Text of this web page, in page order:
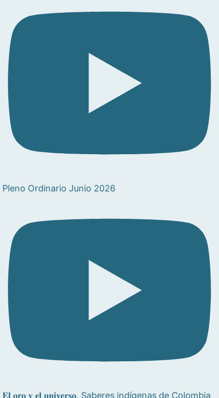
Pleno Ordinario Junio 2026
𝐄𝐥 𝐨𝐫𝐨 𝐲 𝐞𝐥 𝐮𝐧𝐢𝐯𝐞𝐫𝐬𝐨. Saberes indígenas de Colombia